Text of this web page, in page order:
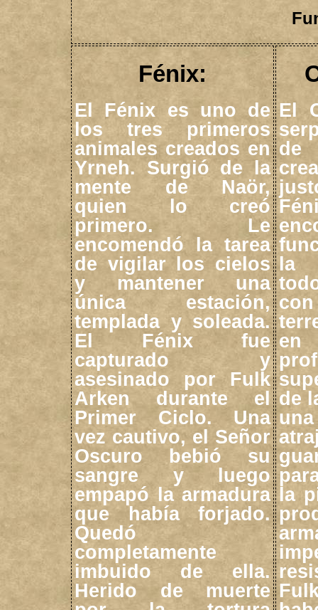
Fénix:
El Fénix es uno de
los tres primeros
animales creados en
Yrneh. Surgió de la
mente de Naör,
quien lo creó
primero. Le
encomendó la tarea
de vigilar los cielos
y mantener una
única estación,
templada y soleada.
El Fénix fue
capturado y
asesinado por Fulk
Arken durante el
Primer Ciclo. Una
vez cautivo, el Señor
Oscuro bebió su
sangre y luego
empapó la armadura
que había forjado.
Quedó
completamente
imbuido de ella.
Herido de muerte
El
de
la
de
la